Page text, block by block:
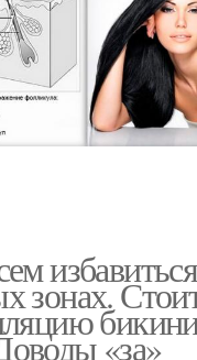
зонах.
«за»